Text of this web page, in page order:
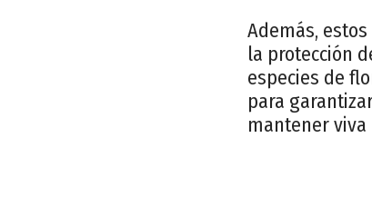
Además,
la protección
especies de
para
mantener